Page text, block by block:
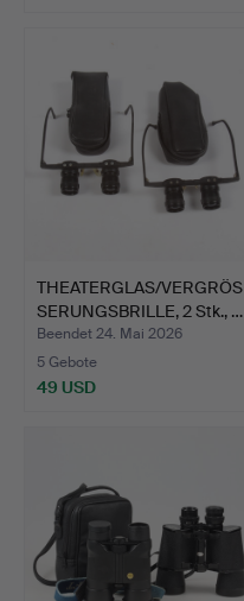
THEATERGLAS/VERGRÖS
SERUNGSBRILLE, 2 Stk., …
Beendet 24. Mai 2026
5 Gebote
49 USD